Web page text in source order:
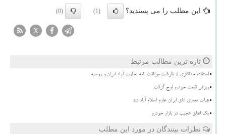
این مطلب را می پسندید؟ (1)
(0)
X
تازه ترین مطالب مرتبط
استفاده حداکثری از ظرفیت موافقت نامه تجارت آزاد ایران و روسیه
ریزش قیمت خودرو اوج گرفت
هیات تجاری اتاق ایران عازم اسلام آباد شد
بک اتفاق عجیب در بازار خودرو
نظرات بینندگان در مورد این مطلب